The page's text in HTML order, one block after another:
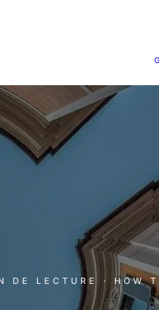
DE LECTURE · HOW